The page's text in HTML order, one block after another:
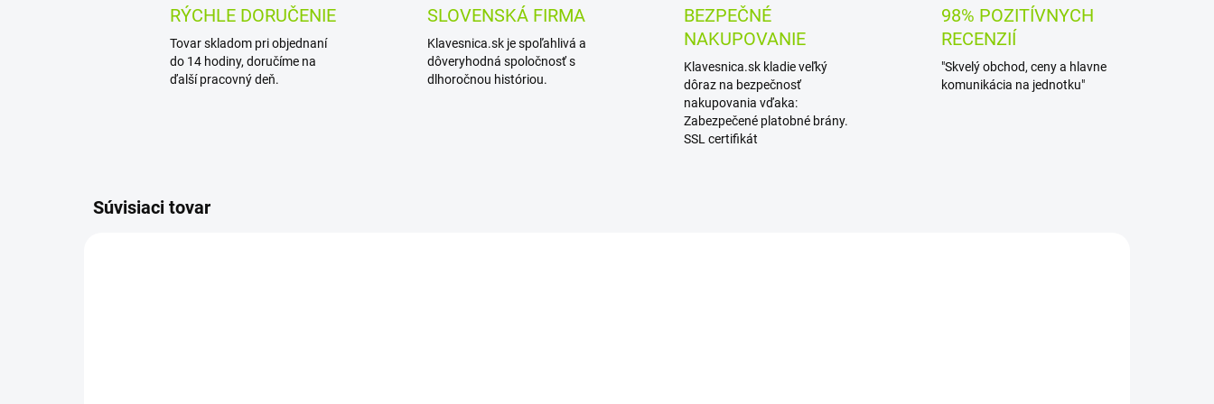
RÝCHLE DORUČENIE
Tovar skladom pri objednaní
do 14 hodiny, doručíme na
ďalší pracovný deň.
SLOVENSKÁ FIRMA
Klavesnica.sk je spoľahlivá a
dôveryhodná spoločnosť s
dlhoročnou históriou.
BEZPEČNÉ
NAKUPOVANIE
Klavesnica.sk kladie veľký
dôraz na bezpečnosť
nakupovania vďaka:
Zabezpečené platobné brány.
SSL certifikát
98% POZITÍVNYCH
RECENZIÍ
"Skvelý obchod, ceny a hlavne
komunikácia na jednotku"
Súvisiaci tovar